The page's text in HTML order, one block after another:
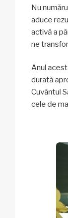
Nu
aduce
activă a
ne
Anul
durată
Cuvântul
cele de